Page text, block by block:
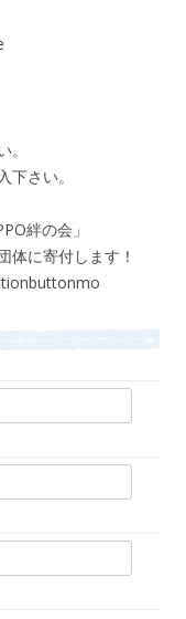
さい。
絆の会」
体に寄付します！